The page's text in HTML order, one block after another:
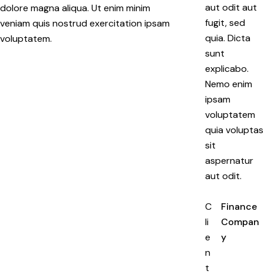
dolore magna aliqua. Ut enim minim
veniam quis nostrud exercitation ipsam
voluptatem.
aut odit aut
fugit, sed
quia. Dicta
sunt
explicabo.
Nemo enim
ipsam
voluptatem
quia voluptas
sit
aspernatur
aut odit.
C
li
e
n
t
Finance
Compan
y